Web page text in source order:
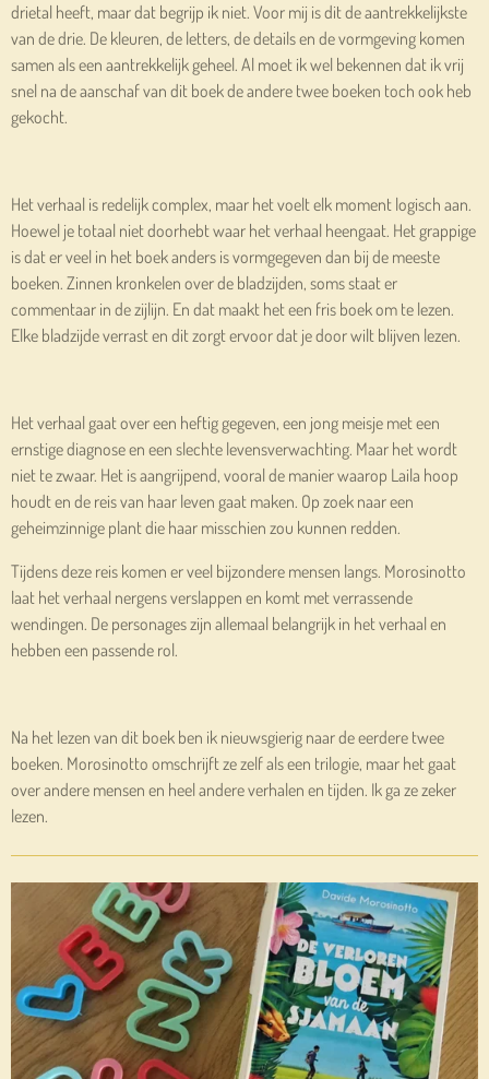
drietal heeft, maar dat begrijp ik niet. Voor mij is dit de aantrekkelijkste
van de drie. De kleuren, de letters, de details en de vormgeving komen
samen als een aantrekkelijk geheel. Al moet ik wel bekennen dat ik vrij
snel na de aanschaf van dit boek de andere twee boeken toch ook heb
gekocht.
Het verhaal is redelijk complex, maar het voelt elk moment logisch aan.
Hoewel je totaal niet doorhebt waar het verhaal heengaat. Het grappige
is dat er veel in het boek anders is vormgegeven dan bij de meeste
boeken. Zinnen kronkelen over de bladzijden, soms staat er
commentaar in de zijlijn. En dat maakt het een fris boek om te lezen.
Elke bladzijde verrast en dit zorgt ervoor dat je door wilt blijven lezen.
Het verhaal gaat over een heftig gegeven, een jong meisje met een
ernstige diagnose en een slechte levensverwachting. Maar het wordt
niet te zwaar. Het is aangrijpend, vooral de manier waarop Laila hoop
houdt en de reis van haar leven gaat maken. Op zoek naar een
geheimzinnige plant die haar misschien zou kunnen redden.
Tijdens deze reis komen er veel bijzondere mensen langs. Morosinotto
laat het verhaal nergens verslappen en komt met verrassende
wendingen. De personages zijn allemaal belangrijk in het verhaal en
hebben een passende rol.
Na het lezen van dit boek ben ik nieuwsgierig naar de eerdere twee
boeken. Morosinotto omschrijft ze zelf als een trilogie, maar het gaat
over andere mensen en heel andere verhalen en tijden. Ik ga ze zeker
lezen.